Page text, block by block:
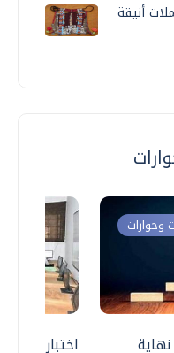
أنيقة
اختبارات
وحوارات